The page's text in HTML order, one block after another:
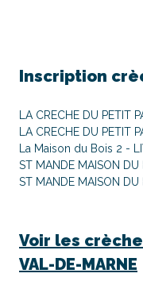
Inscription
LA CRECHE DU PETIT
LA CRECHE DU PETIT
La Maison du Bois 2 -
ST MANDE MAISON DU
ST MANDE MAISON DU
Voir les
VAL-DE-MARNE